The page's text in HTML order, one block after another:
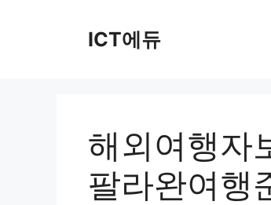
ICT에듀
해외여행자
팔라완여행